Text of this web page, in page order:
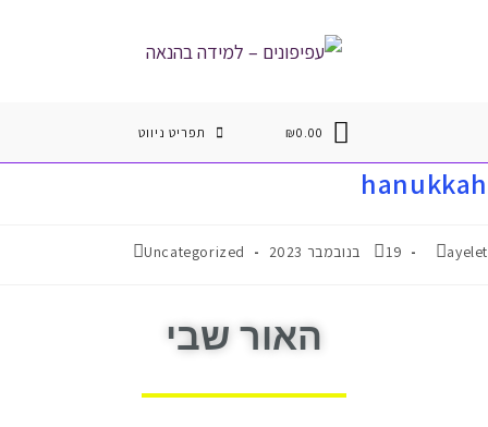
₪0.00 תפריט ניווט
hanukkah
ayelet 19 בנובמבר 2023 Uncategorized
האור שבי